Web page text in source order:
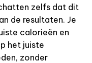
zelfs dat dit
de resultaten. Je
calorieën en
het juiste
zonder